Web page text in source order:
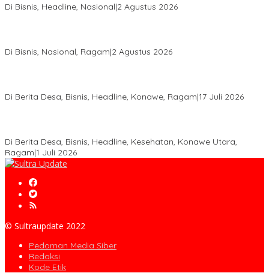
Di Bisnis, Headline, Nasional|2 Agustus 2026
Di Bisnis, Nasional, Ragam|2 Agustus 2026
Di Berita Desa, Bisnis, Headline, Konawe, Ragam|17 Juli 2026
Di Berita Desa, Bisnis, Headline, Kesehatan, Konawe Utara,
Ragam|1 Juli 2026
© Sultraupdate 2022
Pedoman Media Siber
Redaksi
Kode Etik